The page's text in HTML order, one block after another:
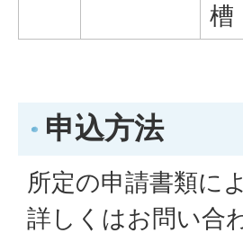
槽
申込方法
所定の申請書類に
詳しくはお問い合